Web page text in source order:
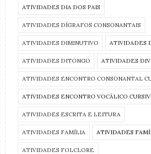
ATIVIDADES DIA DOS PAIS
ATIVIDADES DÍGRAFOS CONSONANTAIS
ATIVIDADES DIMINUTIVO ATIVIDADES
ATIVIDADES DITONGO ATIVIDADES
ATIVIDADES ENCONTRO CONSONANTAL
ATIVIDADES ENCONTRO VOCÁLICO
ATIVIDADES ESCRITA E LEITURA
ATIVIDADES FAMÍLIA ATIVIDADES
ATIVIDADES FOLCLORE